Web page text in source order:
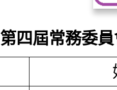
第四屆常務委